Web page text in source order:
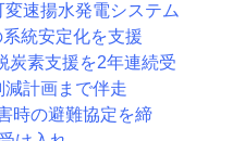
速揚水発電システム
統安定化を支援
炭素支援を2年連続受
計画まで伴走
時の避難協定を締